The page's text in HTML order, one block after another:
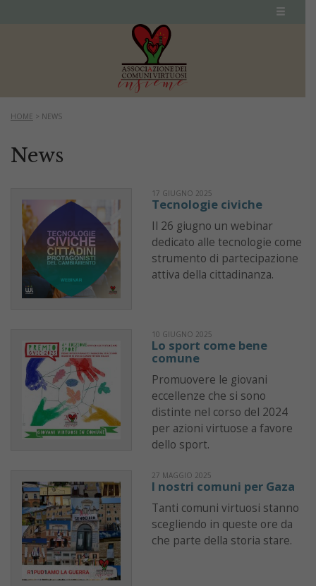
HOME > NEWS
News
17 GIUGNO 2025
Tecnologie civiche
Il 26 giugno un webinar
dedicato alle tecnologie come
strumento di partecipazione
attiva della cittadinanza.
10 GIUGNO 2025
Lo sport come bene
comune
Promuovere le giovani
eccellenze che si sono
distinte nel corso del 2024
per azioni virtuose a favore
dello sport.
27 MAGGIO 2025
I nostri comuni per Gaza
Tanti comuni virtuosi stanno
scegliendo in queste ore da
che parte della storia stare.